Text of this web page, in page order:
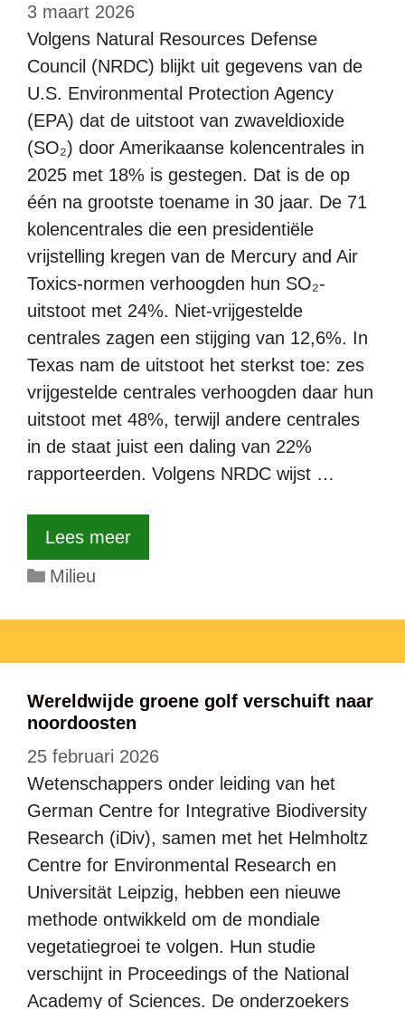
3 maart 2026
Volgens Natural Resources Defense
Council (NRDC) blijkt uit gegevens van de
U.S. Environmental Protection Agency
(EPA) dat de uitstoot van zwaveldioxide
(SO₂) door Amerikaanse kolencentrales in
2025 met 18% is gestegen. Dat is de op
één na grootste toename in 30 jaar. De 71
kolencentrales die een presidentiële
vrijstelling kregen van de Mercury and Air
Toxics-normen verhoogden hun SO₂-
uitstoot met 24%. Niet-vrijgestelde
centrales zagen een stijging van 12,6%. In
Texas nam de uitstoot het sterkst toe: zes
vrijgestelde centrales verhoogden daar hun
uitstoot met 48%, terwijl andere centrales
in de staat juist een daling van 22%
rapporteerden. Volgens NRDC wijst …
Lees meer
Categorieën
Milieu
Wereldwijde groene golf verschuift naar
noordoosten
25 februari 2026
Wetenschappers onder leiding van het
German Centre for Integrative Biodiversity
Research (iDiv), samen met het Helmholtz
Centre for Environmental Research en
Universität Leipzig, hebben een nieuwe
methode ontwikkeld om de mondiale
vegetatiegroei te volgen. Hun studie
verschijnt in Proceedings of the National
Academy of Sciences. De onderzoekers